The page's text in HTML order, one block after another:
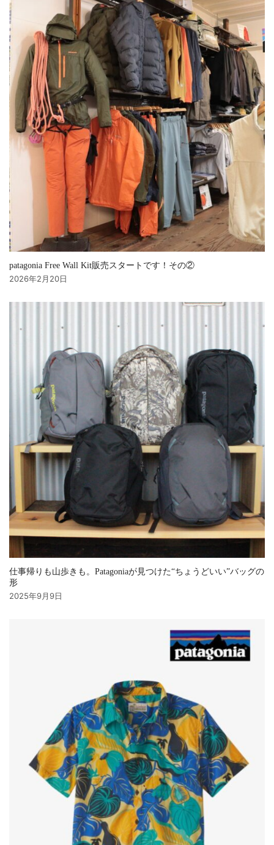
patagonia Free Wall Kit販売スタートです！その②
2026年2月20日
仕事帰りも山歩きも。Patagoniaが見つけた“ちょうどいい”バッグの
形
2025年9月9日